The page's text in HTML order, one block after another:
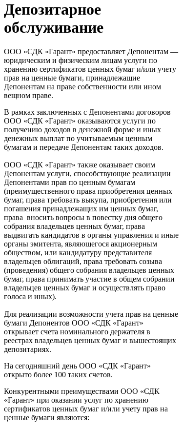
Депозитарное
обслуживание
ООО «СДК «Гарант» предоставляет Депонентам —
юридическим и физическим лицам услуги по
хранению сертификатов ценных бумаг и/или учету
прав на ценные бумаги, принадлежащие
Депонентам на праве собственности или ином
вещном праве.
В рамках заключенных с Депонентами договоров
ООО «СДК «Гарант» оказываются услуги по
получению доходов в денежной форме и иных
денежных выплат по учитываемым ценным
бумагам и передаче Депонентам таких доходов.
ООО «СДК «Гарант» также оказывает своим
Депонентам услуги, способствующие реализации
Депонентами прав по ценным бумагам
(преимущественного права приобретения ценных
бумаг, права требовать выкупа, приобретения или
погашения принадлежащих им ценных бумаг,
права вносить вопросы в повестку дня общего
собрания владельцев ценных бумаг, права
выдвигать кандидатов в органы управления и иные
органы эмитента, являющегося акционерным
обществом, или кандидатуру представителя
владельцев облигаций, права требовать созыва
(проведения) общего собрания владельцев ценных
бумаг, права принимать участие в общем собрании
владельцев ценных бумаг и осуществлять право
голоса и иных).
Для реализации возможности учета прав на ценные
бумаги Депонентов ООО «СДК «Гарант»
открывает счета номинального держателя в
реестрах владельцев ценных бумаг и вышестоящих
депозитариях.
На сегодняшний день ООО «СДК «Гарант»
открыто более 100 таких счетов.
Конкурентными преимуществами ООО «СДК
«Гарант» при оказании услуг по хранению
сертификатов ценных бумаг и/или учету прав на
ценные бумаги являются: